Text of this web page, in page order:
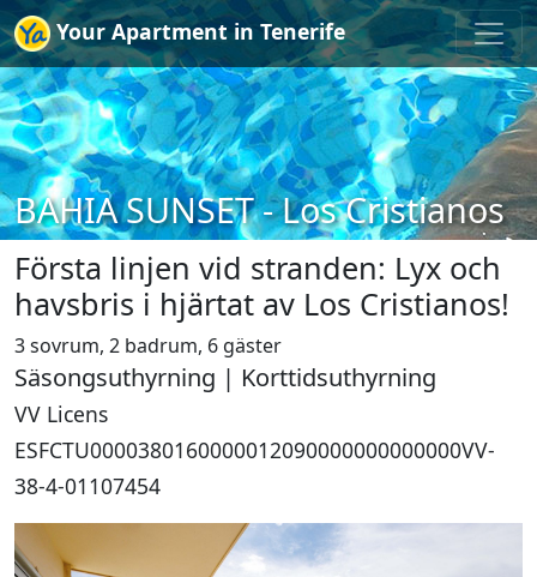
Your Apartment in Tenerife
BAHIA SUNSET - Los Cristianos
Första linjen vid stranden: Lyx och
havsbris i hjärtat av Los Cristianos!
3 sovrum, 2 badrum, 6 gäster
Säsongsuthyrning | Korttidsuthyrning
VV Licens
ESFCTU0000380160000012090000000000000VV-
38-4-01107454